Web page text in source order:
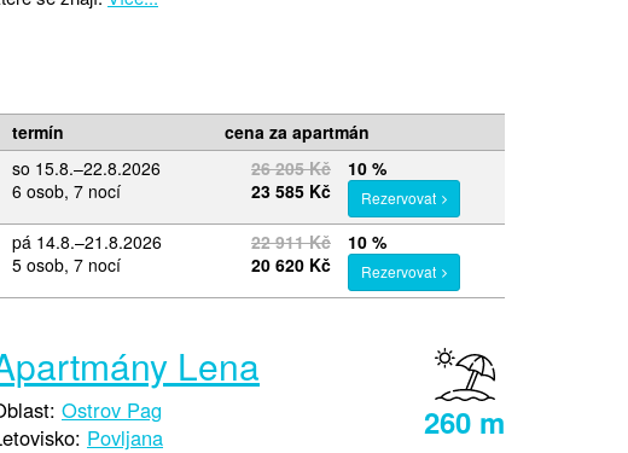
termín
cena za apartmán
so 15.8.–22.8.2026
6 osob, 7 nocí
26 205 Kč
23 585 Kč
10 %
Rezervovat
pá 14.8.–21.8.2026
5 osob, 7 nocí
22 911 Kč
20 620 Kč
10 %
Rezervovat
260 m
Lena
Ostrov Pag
Povljana